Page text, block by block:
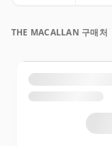
THE MACALLAN 구매처